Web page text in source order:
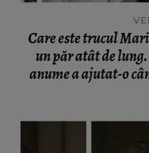
Care este trucul
un păr atât de
anume a ajutat-o